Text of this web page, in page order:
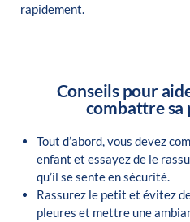
rapidement.
Conseils pour
combattre sa
Tout d’abord, vous devez
enfant et essayez de le
qu’il se sente en sécurité.
Rassurez le petit et évitez
pleures et mettre une